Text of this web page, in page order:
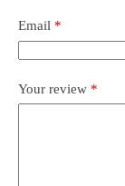
Email *
Your review *